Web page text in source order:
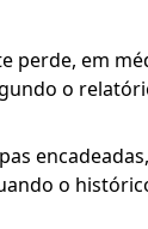
perde, em
o
o